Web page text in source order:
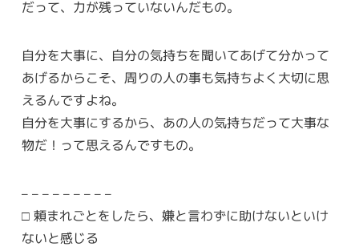
だって、力が残っていないんだもの。
自分を大事に、自分の気持ちを聞いてあげて分かって
あげるからこそ、周りの人の事も気持ちよく大切に思
えるんですよね。
自分を大事にするから、あの人の気持ちだって大事な
物だ！って思えるんですもの。
– – – – – – – – –
□ 頼まれごとをしたら、嫌と言わずに助けないといけ
ないと感じる